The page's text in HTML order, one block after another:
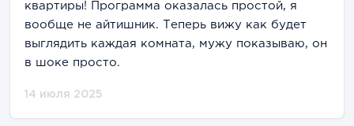
квартиры! Программа оказалась простой, я
вообще не айтишник. Теперь вижу как будет
выглядить каждая комната, мужу показываю, он
в шоке просто.
14 июля 2025